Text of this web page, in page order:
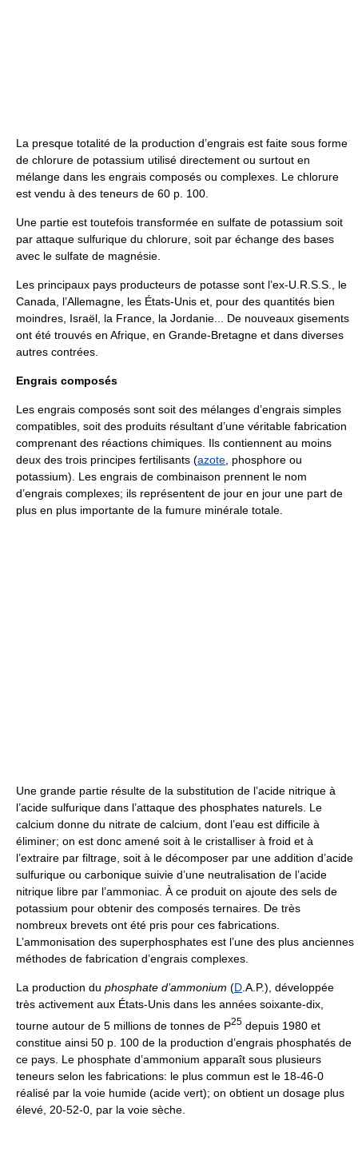
La presque totalité de la production d’engrais est faite sous forme
de chlorure de potassium utilisé directement ou surtout en
mélange dans les engrais composés ou complexes. Le chlorure
est vendu à des teneurs de 60 p. 100.
Une partie est toutefois transformée en sulfate de potassium soit
par attaque sulfurique du chlorure, soit par échange des bases
avec le sulfate de magnésie.
Les principaux pays producteurs de potasse sont l’ex-U.R.S.S., le
Canada, l’Allemagne, les États-Unis et, pour des quantités bien
moindres, Israël, la France, la Jordanie... De nouveaux gisements
ont été trouvés en Afrique, en Grande-Bretagne et dans diverses
autres contrées.
Engrais composés
Les engrais composés sont soit des mélanges d’engrais simples
compatibles, soit des produits résultant d’une véritable fabrication
comprenant des réactions chimiques. Ils contiennent au moins
deux des trois principes fertilisants (azote , phosphore ou
potassium). Les engrais de combinaison prennent le nom
d’engrais complexes; ils représentent de jour en jour une part de
plus en plus importante de la fumure minérale totale.
Une grande partie résulte de la substitution de l’acide nitrique à
l’acide sulfurique dans l’attaque des phosphates naturels. Le
calcium donne du nitrate de calcium, dont l’eau est difficile à
éliminer; on est donc amené soit à le cristalliser à froid et à
l’extraire par filtrage, soit à le décomposer par une addition d’acide
sulfurique ou carbonique suivie d’une neutralisation de l’acide
nitrique libre par l’ammoniac. À ce produit on ajoute des sels de
potassium pour obtenir des composés ternaires. De très
nombreux brevets ont été pris pour ces fabrications.
L’ammonisation des superphosphates est l’une des plus anciennes
méthodes de fabrication d’engrais complexes.
La production du phosphate d’ammonium (D .A.P.), développée
très activement aux États-Unis dans les années soixante-dix,
tourne autour de 5 millions de tonnes de P25 depuis 1980 et
constitue ainsi 50 p. 100 de la production d’engrais phosphatés de
ce pays. Le phosphate d’ammonium apparaît sous plusieurs
teneurs selon les fabrications: le plus commun est le 18-46-0
réalisé par la voie humide (acide vert); on obtient un dosage plus
élevé, 20-52-0, par la voie sèche.